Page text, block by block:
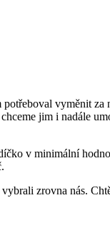
vyměnit
jim i nadále
v minimální
zrovna nás.